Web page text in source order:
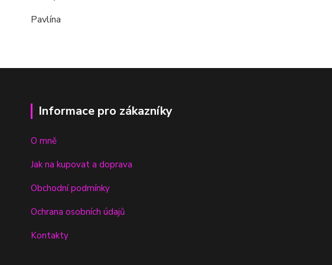
Pavlína
Informace pro zákazníky
O mně
Jak na kupovat a doprava
Obchodní podmínky
Ochrana osobních údajů
Kontakty